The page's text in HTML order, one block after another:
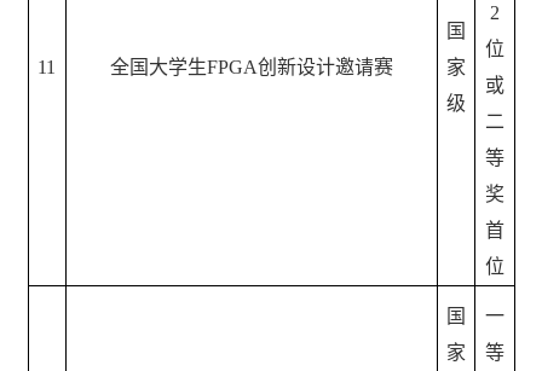
11 全国大学生FPGA创新设计邀请赛
国
家
级
2
位
或
二
等
奖
首
位
国
家
一
等